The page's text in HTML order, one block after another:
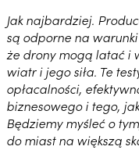
Jak najbardziej.
są odporne na
że drony mogą latać i
wiatr i jego siła. Te
opłacalności,
biznesowego i tego,
Będziemy myśleć o
do miast na większą